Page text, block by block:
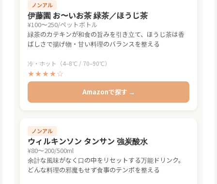
ノンアル
伊藤園 お〜いお茶 緑茶／ほうじ茶
¥100〜250/ペットボトル
緑茶のカテキンが和食の旨みを引き立て、ほうじ茶は香
ばしさで揚げ物・甘い料理のバランスを整える
冷・ホット（4–8℃ / 70–90℃）
★★★★☆
Amazonで探す →
ノンアル
ウィルキンソン タンサン 強炭酸水
¥80〜200/500ml
余計な風味がなく口の中をリセットする万能ドリンク。
どんな料理の邪魔もせず食事のテンポを整える